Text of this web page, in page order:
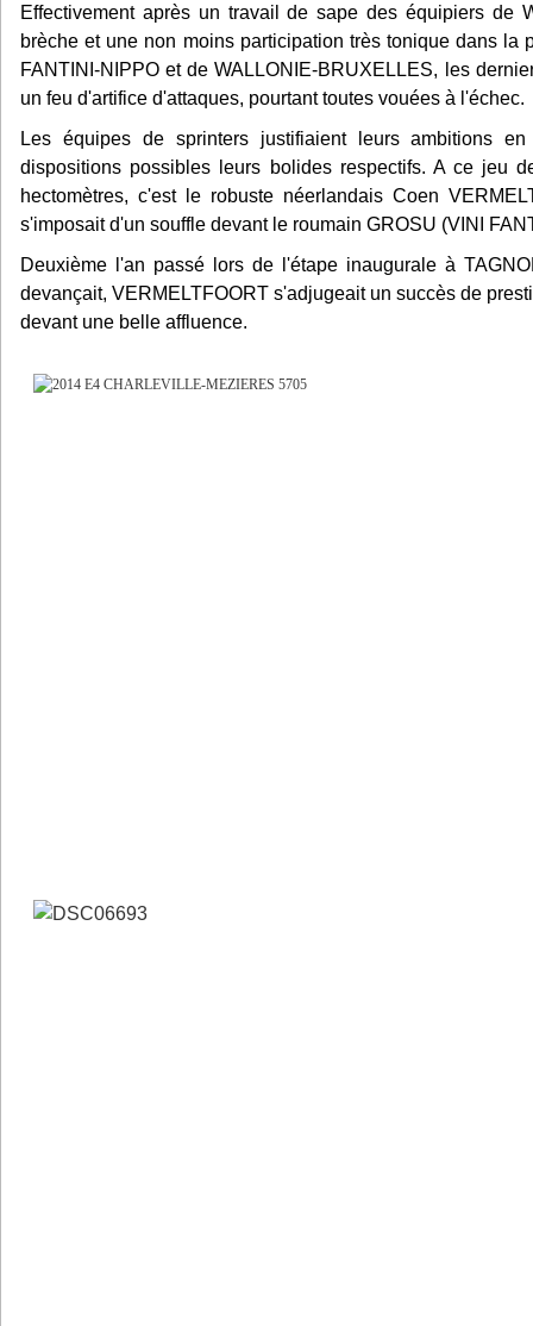
Effectivement après un travail de sape des équipiers de
brèche et une non moins participation très tonique dans la
FANTINI-NIPPO et de WALLONIE-BRUXELLES, les
un feu d'artifice d'attaques, pourtant toutes vouées à l'échec.
Les équipes de sprinters justifiaient leurs ambitions
dispositions possibles leurs bolides respectifs. A ce jeu
hectomètres, c'est le robuste néerlandais Coen
s'imposait d'un souffle devant le roumain GROSU (VINI
Deuxième l'an passé lors de l'étape inaugurale à
devançait, VERMELTFOORT s'adjugeait un succès de
devant une belle affluence.